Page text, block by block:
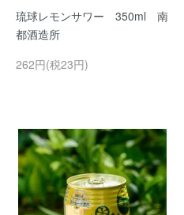
琉球レモンサワー 350ml 南
都酒造所
262円(税23円)